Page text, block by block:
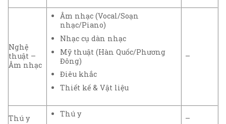
Nghệ
thuật –
Âm nhạc
Âm nhạc (Vocal/Soạn
nhạc/Piano)
Nhạc cụ dàn nhạc
Mỹ thuật (Hàn Quốc/Phương
Đông)
Điêu khắc
Thiết kế & Vật liệu
–
Thú y Thú y –